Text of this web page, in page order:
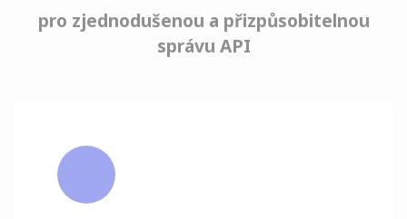
pro zjednodušenou a přizpůsobitelnou
správu API